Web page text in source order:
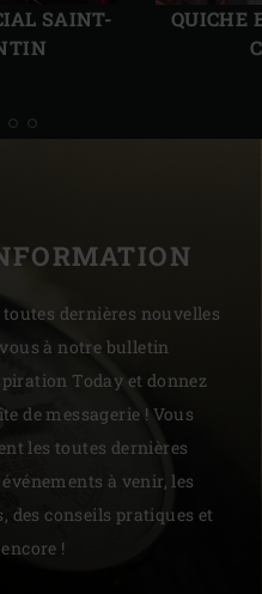
SAINT-
QUICHE
dernières nouvelles
à notre bulletin
Today et donnez
de messagerie ! Vous
les toutes dernières
à venir, les
des conseils pratiques et
!